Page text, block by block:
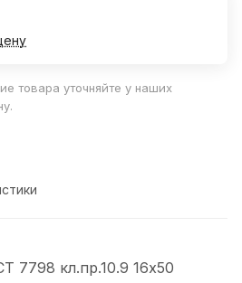
товара уточняйте у наших
7798 кл.пр.10.9 16х50